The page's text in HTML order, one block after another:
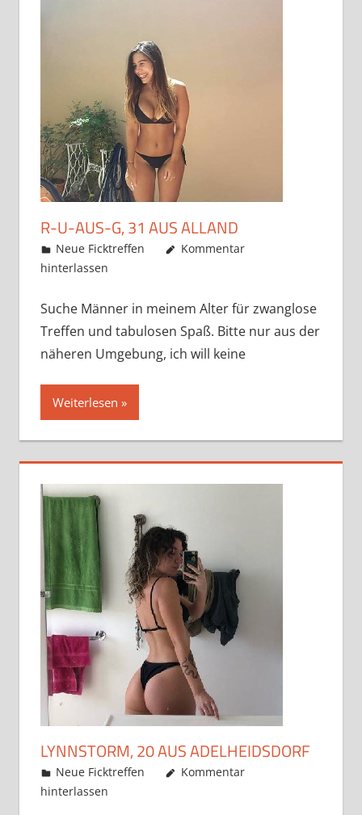
R-U-AUS-G, 31 AUS ALLAND
Mai 22, 2019
admino
Neue Ficktreffen
Kommentar
hinterlassen
Suche Männer in meinem Alter für zwanglose
Treffen und tabulosen Spaß. Bitte nur aus der
näheren Umgebung, ich will keine
Weiterlesen
LYNNSTORM, 20 AUS ADELHEIDSDORF
Mai 22, 2019
admino
Neue Ficktreffen
Kommentar
hinterlassen